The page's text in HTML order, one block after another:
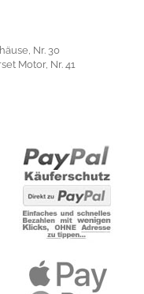
Nr. 30
Motor, Nr. 41